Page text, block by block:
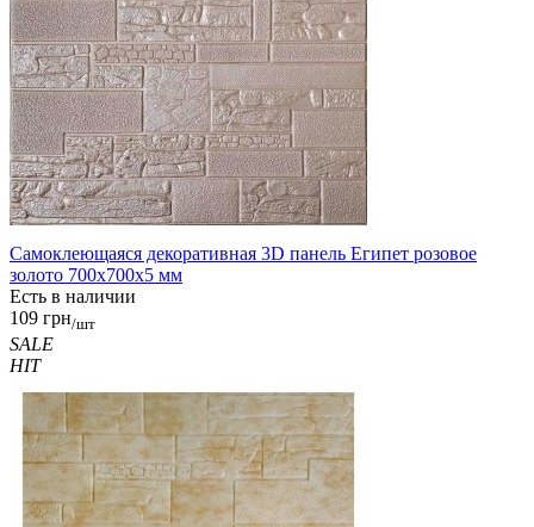
Самоклеющаяся декоративная 3D панель Египет розовое
золото 700x700x5 мм
Есть в наличии
109 грн/шт
SALE
HIT